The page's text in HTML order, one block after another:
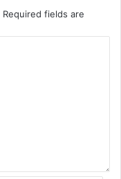
Required fields are